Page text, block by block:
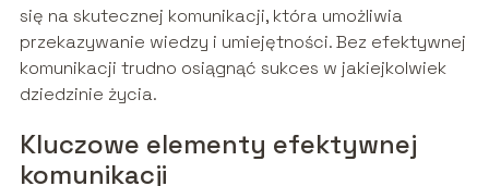
się na skutecznej komunikacji, która umożliwia
przekazywanie wiedzy i umiejętności. Bez efektywnej
komunikacji trudno osiągnąć sukces w jakiejkolwiek
dziedzinie życia.
Kluczowe elementy efektywnej
komunikacji